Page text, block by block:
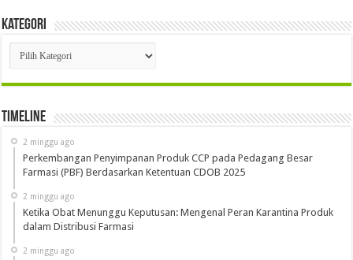
Kategori
Kategori
Timeline
2 minggu ago
Perkembangan Penyimpanan Produk CCP pada Pedagang Besar
Farmasi (PBF) Berdasarkan Ketentuan CDOB 2025
2 minggu ago
Ketika Obat Menunggu Keputusan: Mengenal Peran Karantina Produk
dalam Distribusi Farmasi
2 minggu ago